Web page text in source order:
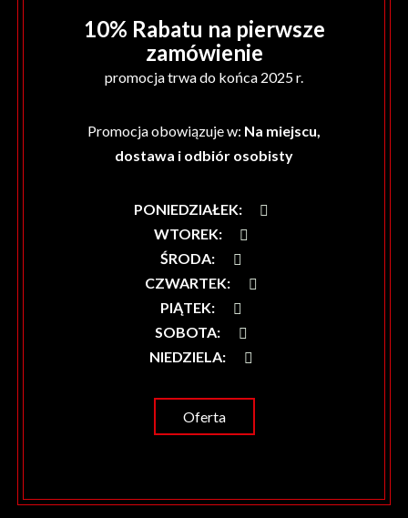
10% Rabatu na pierwsze
zamówienie
promocja trwa do końca 2025 r.
Promocja obowiązuje w: Na miejscu,
dostawa i odbiór osobisty
PONIEDZIAŁEK:
WTOREK:
ŚRODA:
CZWARTEK:
PIĄTEK:
SOBOTA:
NIEDZIELA:
Oferta